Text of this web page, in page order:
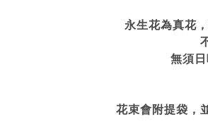
永生花為真花
無須
花束會附提袋，